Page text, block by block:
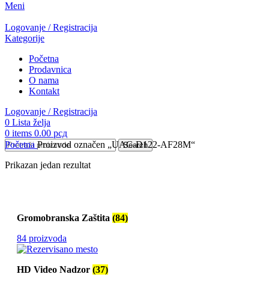
Meni
Logovanje / Registracija
Kategorije
Početna
Prodavnica
O nama
Kontakt
Logovanje / Registracija
0 Lista želja
0 items 0.00 рсд
Search
Početna Proizvod označen „UAC-D122-AF28M“
Prikazan jedan rezultat
Gromobranska Zaštita (84)
84 proizvoda
HD Video Nadzor (37)